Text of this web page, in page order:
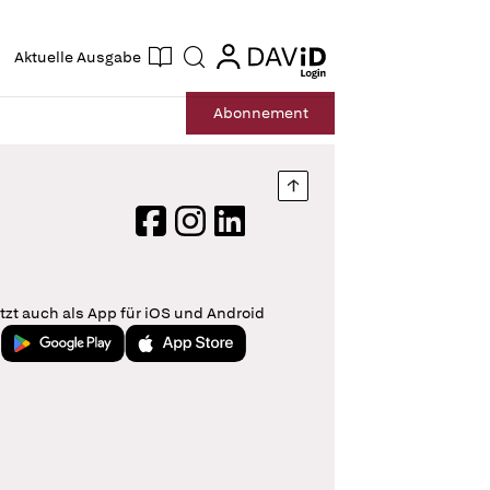
Aktuelle Ausgabe Suche login
login
Abonnement
Nach oben springen
FacebookInstagram
LinkedIn
auch als App für iOS und Android
Jetzt bei Google PlayLaden im App Store